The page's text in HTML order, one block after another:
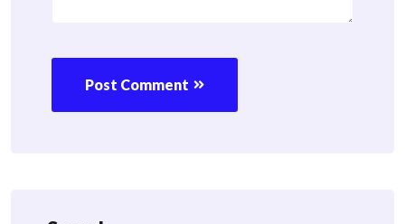
Post Comment